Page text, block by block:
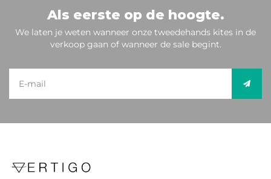
Als eerste op de hoogte.
We laten je weten wanneer onze tweedehands kites in de
verkoop gaan of wanneer de sale begint.